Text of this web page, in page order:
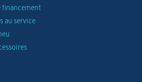
financement
au service